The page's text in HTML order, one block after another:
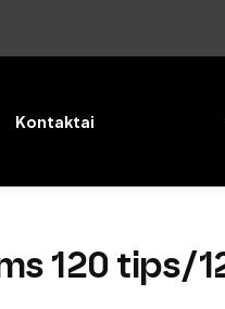
Kontaktai
120 tips/